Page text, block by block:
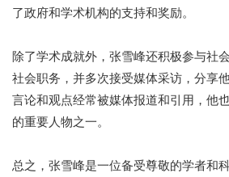
了政府和学术机构的支持和奖励。
除了学术成就外，张雪峰还积极参与社
社会职务，并多次接受媒体采访，分享
言论和观点经常被媒体报道和引用，他
的重要人物之一。
总之，张雪峰是一位备受尊敬的学者和